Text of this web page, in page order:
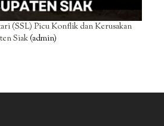
(SSL) Picu Konflik dan Kerusakan
Siak(admin)